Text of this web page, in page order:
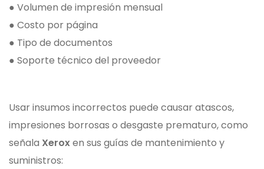
● Volumen de impresión mensual
● Costo por página
● Tipo de documentos
● Soporte técnico del proveedor
Usar insumos incorrectos puede causar atascos,
impresiones borrosas o desgaste prematuro, como
señala Xeroxen sus guías de mantenimiento y
suministros: